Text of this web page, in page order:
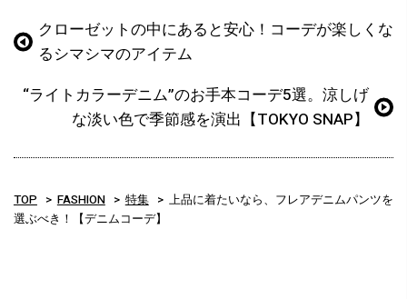
クローゼットの中にあると安心！コーデが楽しくな
るシマシマのアイテム
“ライトカラーデニム”のお手本コーデ5選。涼しげ
な淡い色で季節感を演出【TOKYO SNAP】
TOP FASHION 特集
上品に着たいなら、フレアデニムパンツを
選ぶべき！【デニムコーデ】